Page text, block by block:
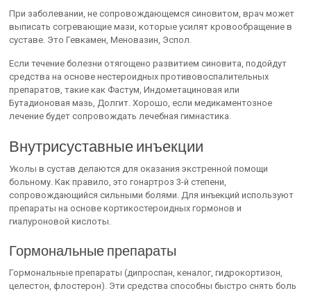
При заболевании, не сопровождающемся синовитом, врач может
выписать согревающие мази, которые усилят кровообращение в
суставе. Это Гевкамен, Меновазин, Эспол.
Если течение болезни отягощено развитием синовита, подойдут
средства на основе нестероидных противовоспалительных
препаратов, такие как Фастум, Индометациновая или
Бутадионовая мазь, Долгит. Хорошо, если медикаментозное
лечение будет сопровождать лечебная гимнастика.
Внутрисуставные инъекции
Уколы в сустав делаются для оказания экстренной помощи
больному. Как правило, это гонартроз 3-й степени,
сопровождающийся сильными болями. Для инъекций используют
препараты на основе кортикостероидных гормонов и
гиалуроновой кислоты.
Гормональные препараты
Гормональные препараты (дипроспан, кеналог, гидрокортизон,
целестон, флостерон). Эти средства способны быстро снять боль